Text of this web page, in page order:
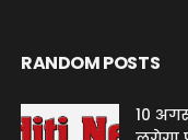
RANDOM POSTS
10